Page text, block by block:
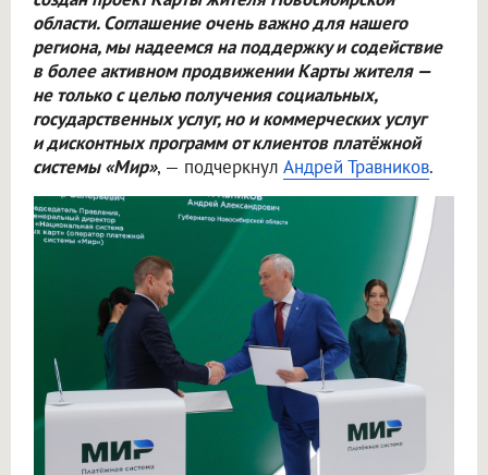
области. Соглашение очень важно для нашего
региона, мы надеемся на поддержку и содействие
в более активном продвижении Карты жителя —
не только с целью получения социальных,
государственных услуг, но и коммерческих услуг
и дисконтных программ от клиентов платёжной
системы «Мир», — подчеркнул Андрей Травников.